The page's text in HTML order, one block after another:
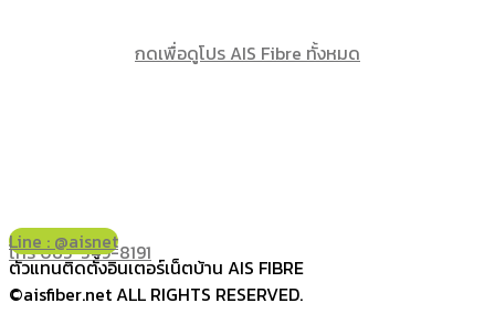
กดเพื่อดูโปร AIS Fibre ทั้งหมด
โทร 065-349-8191
Line : @aisnet
ตัวแทนติดตั้งอินเตอร์เน็ตบ้าน AIS FIBRE
©aisfiber.net ALL RIGHTS RESERVED.